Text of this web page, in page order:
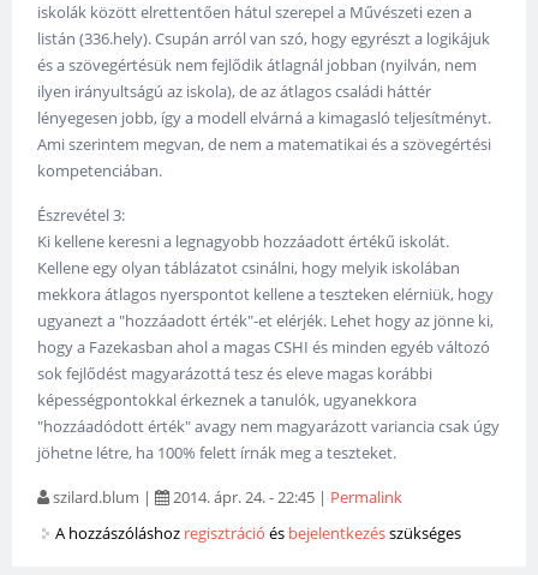
iskolák között elrettentően hátul szerepel a Művészeti ezen a
listán (336.hely). Csupán arról van szó, hogy egyrészt a logikájuk
és a szövegértésük nem fejlődik átlagnál jobban (nyilván, nem
ilyen irányultságú az iskola), de az átlagos családi háttér
lényegesen jobb, így a modell elvárná a kimagasló teljesítményt.
Ami szerintem megvan, de nem a matematikai és a szövegértési
kompetenciában.
Észrevétel 3:
Ki kellene keresni a legnagyobb hozzáadott értékű iskolát.
Kellene egy olyan táblázatot csinálni, hogy melyik iskolában
mekkora átlagos nyerspontot kellene a teszteken elérniük, hogy
ugyanezt a "hozzáadott érték"-et elérjék. Lehet hogy az jönne ki,
hogy a Fazekasban ahol a magas CSHI és minden egyéb változó
sok fejlődést magyarázottá tesz és eleve magas korábbi
képességpontokkal érkeznek a tanulók, ugyanekkora
"hozzáadódott érték" avagy nem magyarázott variancia csak úgy
jöhetne létre, ha 100% felett írnák meg a teszteket.
szilard.blum | 2014. ápr. 24. - 22:45 | Permalink
A hozzászóláshoz regisztráció és bejelentkezésszükséges